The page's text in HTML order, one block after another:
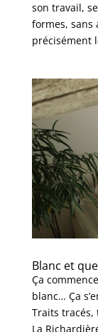
son travail,
formes, sans
précisément
Blanc et
Ça
blanc… Ça
Traits
La